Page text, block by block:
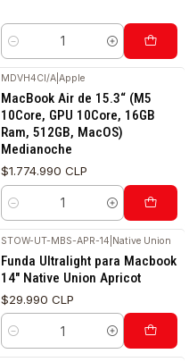
Cantidad
MDVH4CI/A |Apple
MacBook Air de 15.3“ (M5
10Core, GPU 10Core, 16GB
Ram, 512GB, MacOS)
Medianoche
$1.774.990 CLP
Cantidad
STOW-UT-MBS-APR-14 Native Union
Funda Ultralight para Macbook
14" Native Union Apricot
$29.990 CLP
Cantidad